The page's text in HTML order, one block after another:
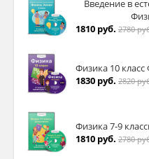
Введение в
1810 руб. 2780
Физика 10
1830 руб. 2820
Физика 7-9
1810 руб. 2780